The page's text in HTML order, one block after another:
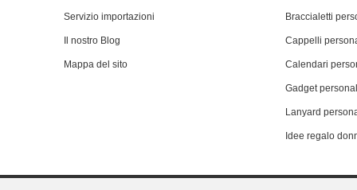
Servizio importazioni
Il nostro Blog
Mappa del sito
Braccialetti
Cappelli
Calendari
Gadget
Lanyard
Idee regalo